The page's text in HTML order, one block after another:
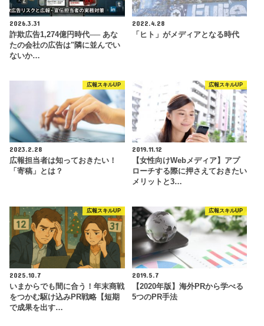
2026.3.31
詐欺広告1,274億円時代── あな
たの会社の広告は"隣に並んでい
ないか…
2022.4.28
「ヒト」がメディアとなる時代
広報スキルUP
2023.2.28
広報担当者は知っておきたい！
「寄稿」とは？
広報スキルUP
2019.11.12
【女性向けWebメディア】アプ
ローチする際に押さえておきたい
メリットと3…
広報スキルUP
2025.10.7
いまからでも間に合う！年末商戦
をつかむ駆け込みPR戦略【短期
で成果を出す…
広報スキルUP
2019.5.7
【2020年版】海外PRから学べる
5つのPR手法